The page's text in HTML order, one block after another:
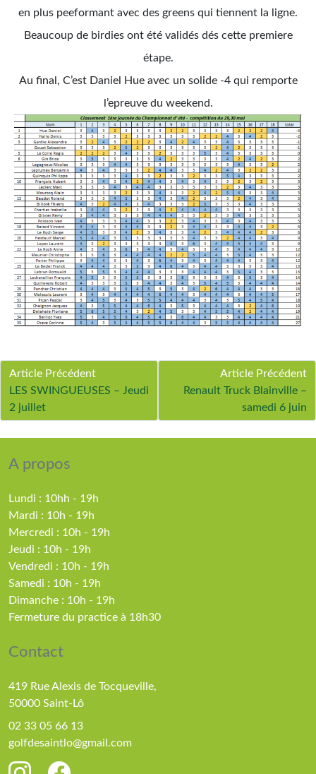
en plus peeformant avec des greens qui tiennent la ligne.
Beaucoup de birdies ont été validés dés cette premiere
étape.
Au final, C’est Daniel Hue avec un solide -4 qui remporte
l’epreuve du weekend.
Article Précédent
LES SWINGUEUSES – Jeudi
2 juillet
Article Précédent
Renault Truck Blainville –
samedi 6 juin
A propos
Lundi : 10hh - 19h
Mardi : 10h - 19h
Mercredi : 10h - 19h
Jeudi : 10h - 19h
Vendredi : 10h - 19h
Samedi : 10h - 19h
Dimanche : 10h - 19h
Fermeture du practice à 18h30
Contact
419 Rue Alexis de Tocqueville,
50000 Saint-Lô
02 33 05 66 13
golfdesaintlo@gmail.com